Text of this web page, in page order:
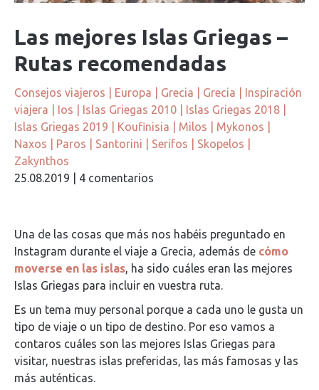
Las mejores Islas Griegas –
Rutas recomendadas
Consejos viajeros Europa Grecia Grecia
Inspiración
viajera
Ios Islas Griegas 2010 Islas Griegas 2018
Islas Griegas 2019
Koufinisia Milos Mykonos
Naxos
Paros Santorini Serifos Skopelos
Zakynthos
25.08.2019
4 comentarios
Una de las cosas que más nos habéis preguntado en
Instagram durante el viaje a Grecia, además de cómo
moverse en las islas, ha sido cuáles eran las mejores
Islas Griegas para incluir en vuestra ruta.
Es un tema muy personal porque a cada uno le gusta un
tipo de viaje o un tipo de destino. Por eso vamos a
contaros cuáles son las mejores Islas Griegas para
visitar, nuestras islas preferidas, las más famosas y las
más auténticas.